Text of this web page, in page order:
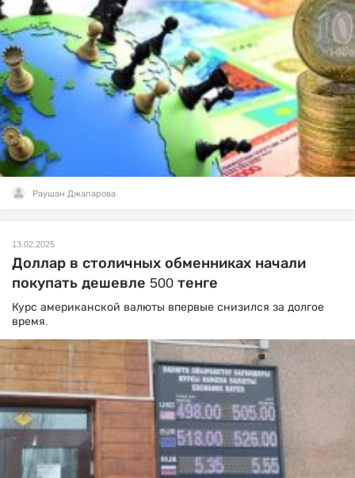
Раушан Джапарова
13.02.2025
Доллар в столичных обменниках начали
покупать дешевле 500 тенге
Курс американской валюты впервые снизился за долгое
время.